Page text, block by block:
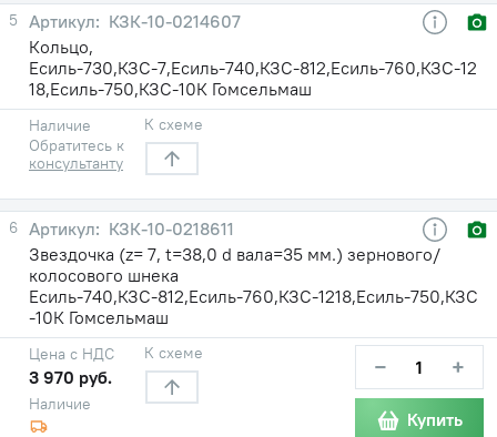
5
КЗК-10-0214607
Кольцо,
Есиль-730,КЗС-7,Есиль-740,КЗС-812,Есиль-760,КЗС-12
18,Есиль-750,КЗС-10К Гомсельмаш
Наличие
Обратитесь к
консультанту
К схеме
6
КЗК-10-0218611
Звездочка (z= 7, t=38,0 d вала=35 мм.) зернового/
колосового шнека
Есиль-740,КЗС-812,Есиль-760,КЗС-1218,Есиль-750,КЗС
-10К Гомсельмаш
Наличие
Цена с НДС
3 970 руб.
К схеме − +
Купить